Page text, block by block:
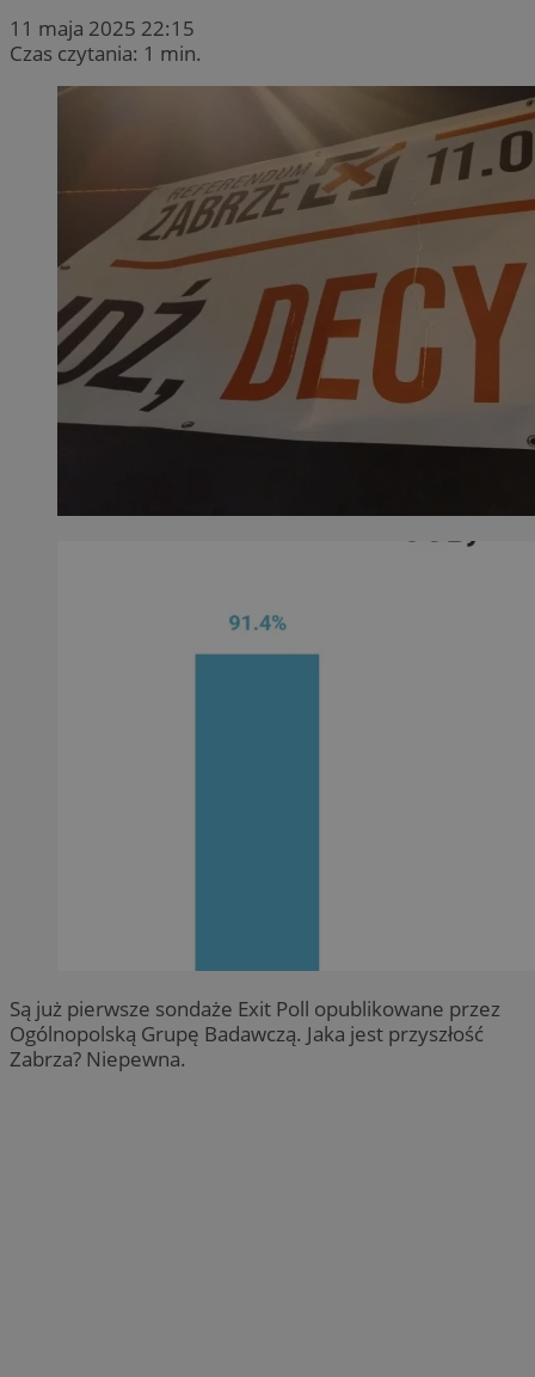
11 maja 2025 22:15
Czas czytania: 1 min.
Są już pierwsze sondaże Exit Poll opublikowane przez
Ogólnopolską Grupę Badawczą. Jaka jest przyszłość
Zabrza? Niepewna.